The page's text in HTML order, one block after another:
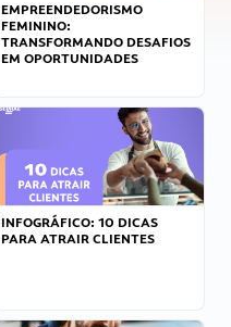
EMPREENDEDORISMO
FEMININO:
TRANSFORMANDO DESAFIOS
EM OPORTUNIDADES
INFOGRÁFICO: 10 DICAS
PARA ATRAIR CLIENTES